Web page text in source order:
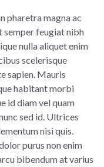
pharetra magna ac
semper feugiat nibh
nulla aliquet enim
scelerisque
sapien. Mauris
habitant morbi
id diam vel quam
sed id. Ultrices
nisi quis.
purus non enim
bibendum at varius